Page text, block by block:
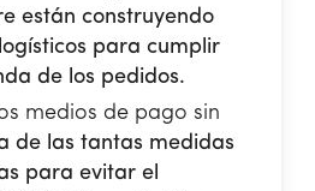
están construyendo
para cumplir
de los pedidos.
medios de pago sin
de las tantas medidas
para evitar el